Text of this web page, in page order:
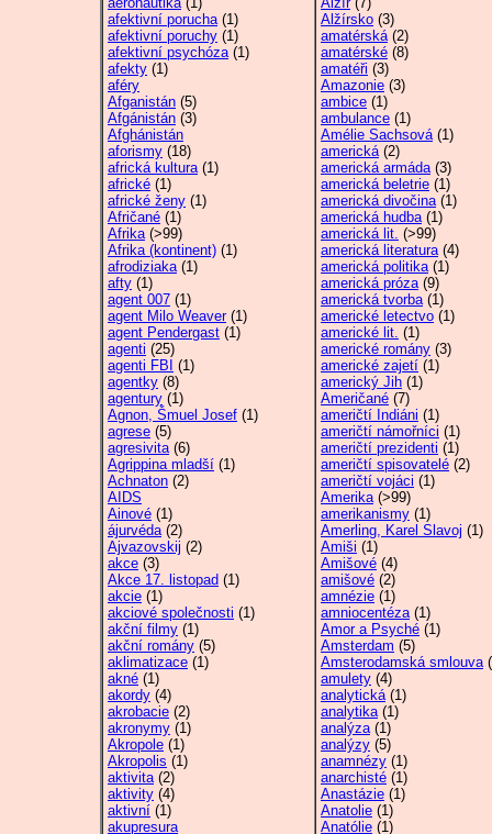
afektivní porucha(1)
afektivní poruchy (1)
afektivní psychóza(1)
afekty (1)
aféry
Afganistán (5)
Afgánistán (3)
Afghánistán
aforismy (18)
africká kultura(1)
africké (1)
africké ženy (1)
Afričané (1)
Afrika(>99)
Afrika (kontinent) (1)
afrodiziaka(1)
afty (1)
agent 007 (1)
agent Milo Weaver(1)
agent Pendergast (1)
agenti (25)
agenti FBI (1)
agentky (8)
agentury (1)
Agnon, Šmuel Josef (1)
agrese (5)
agresivita(6)
Agrippina mladší (1)
Achnaton (2)
AIDS
Ainové (1)
ájurvéda(2)
Ajvazovskij (2)
akce (3)
Akce 17. listopad (1)
akcie (1)
akciové společnosti (1)
akční filmy (1)
akční romány (5)
aklimatizace (1)
akné (1)
akordy (4)
akrobacie (2)
akronymy (1)
Akropole (1)
Akropolis (1)
aktivita(2)
aktivity (4)
aktivní (1)
akupresura
Alžírsko (3)
amatérská(2)
amatérské (8)
amatéři (3)
Amazonie (3)
ambice (1)
ambulance (1)
Amélie Sachsová(1)
americká(2)
americká armáda(3)
americká beletrie (1)
americká divočina(1)
americká hudba(1)
americká lit. (>99)
americká literatura(4)
americká politika(1)
americká próza(9)
americká tvorba(1)
americké letectvo (1)
americké lit. (1)
americké romány (3)
americké zajetí (1)
americký Jih (1)
Američané (7)
američtí Indiáni (1)
američtí námořníci (1)
američtí prezidenti (1)
američtí spisovatelé (2)
američtí vojáci (1)
Amerika(>99)
amerikanismy (1)
Amerling, Karel Slavoj (1)
Amiši (1)
Amišové (4)
amišové (2)
amnézie (1)
amniocentéza(1)
Amor a Psyché (1)
Amsterdam (5)
Amsterodamská smlouva
amulety (4)
analytická(1)
analytika(1)
analýza(1)
analýzy (5)
anamnézy (1)
anarchisté (1)
Anastázie (1)
Anatolie (1)
Anatólie (1)